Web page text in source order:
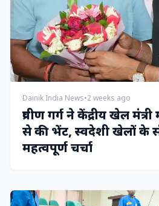
Dainik India News•2 weeks ago
प्रवीण गर्ग ने केंद्रीय खेल
से की भेंट, स्वदेशी खेलों के
महत्वपूर्ण चर्चा